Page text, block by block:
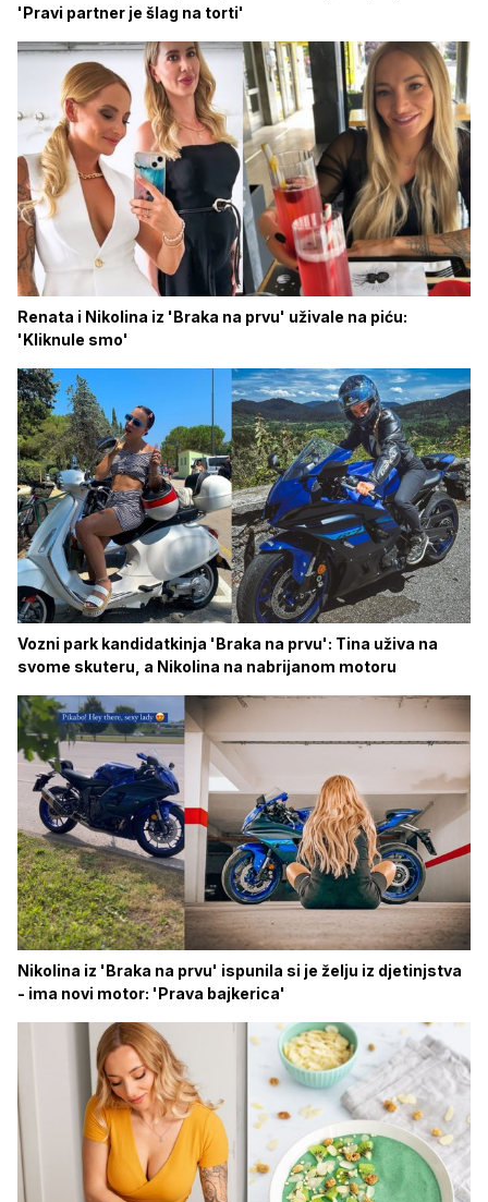
'Pravi partner je šlag na torti'
Renata i Nikolina iz 'Braka na prvu' uživale na piću:
'Kliknule smo'
Vozni park kandidatkinja 'Braka na prvu': Tina uživa na
svome skuteru, a Nikolina na nabrijanom motoru
Nikolina iz 'Braka na prvu' ispunila si je želju iz djetinjstva
- ima novi motor: 'Prava bajkerica'